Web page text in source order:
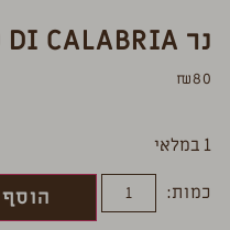
נר BERGAMOTTO DI CALABRIA קטן
₪80
1 במלאי
כמות: